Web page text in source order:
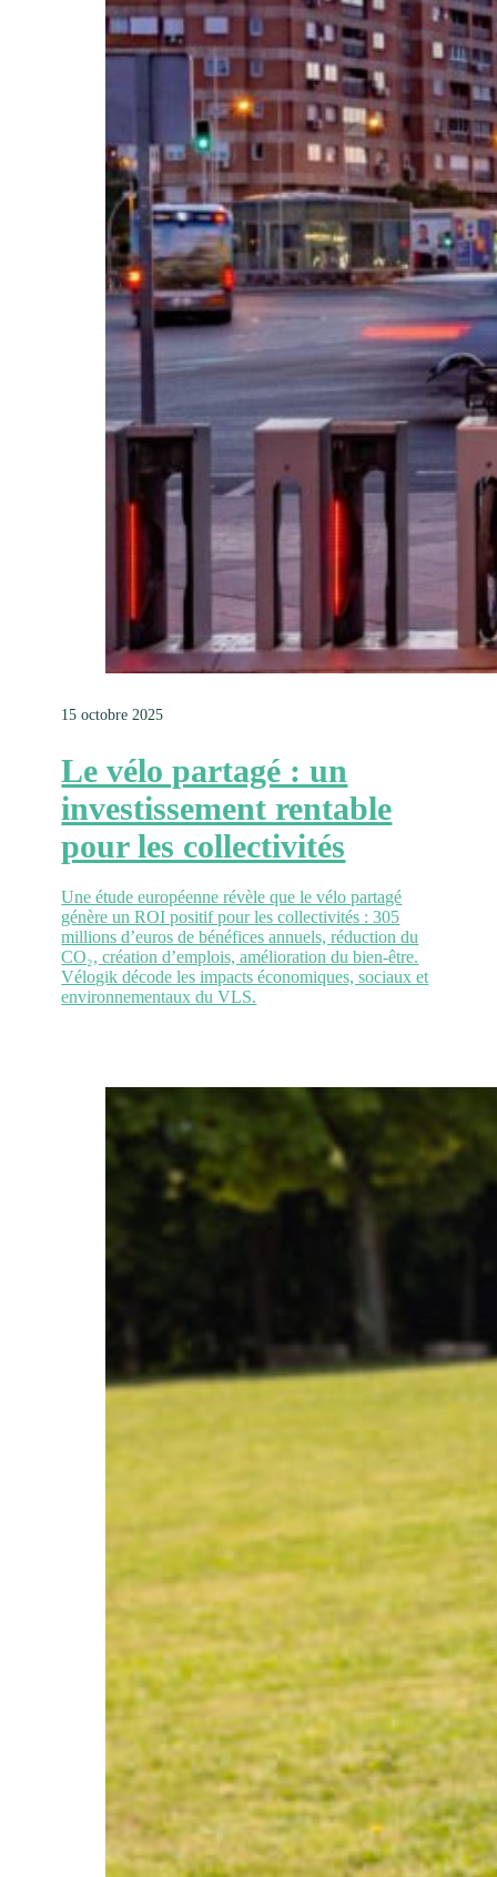
15 octobre 2025
Le vélo partagé : un
investissement rentable
pour les collectivités
Une étude européenne révèle que le vélo partagé
génère un ROI positif pour les collectivités : 305
millions d’euros de bénéfices annuels, réduction du
CO₂, création d’emplois, amélioration du bien-être.
Vélogik décode les impacts économiques, sociaux et
environnementaux du VLS.